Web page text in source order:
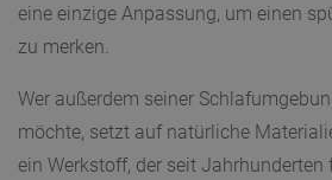
eine einzige Anpassung, um einen
zu merken.
Wer außerdem seiner
möchte, setzt auf natürliche
ein Werkstoff, der seit